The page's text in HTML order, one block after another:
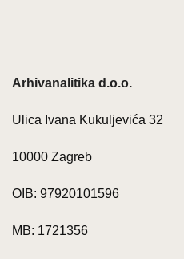
Arhivanalitika d.o.o.
Ulica Ivana Kukuljevića 32
10000 Zagreb
OIB: 97920101596
MB: 1721356